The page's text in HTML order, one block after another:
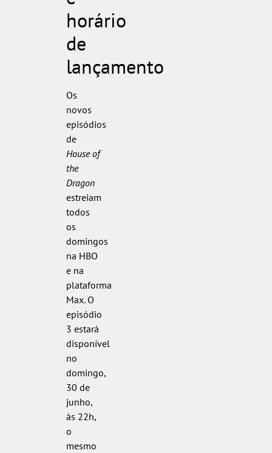
horário
de
lançamento
Os
novos
episódios
de
House of
the
Dragon
estreiam
todos
os
domingos
na HBO
e na
plataforma
Max. O
episódio
3 estará
disponível
no
domingo,
30 de
junho,
às 22h,
o
mesmo